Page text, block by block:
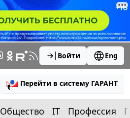
Войти Eng
Перейти в систему ГАРАНТ
Общество IT Профессия